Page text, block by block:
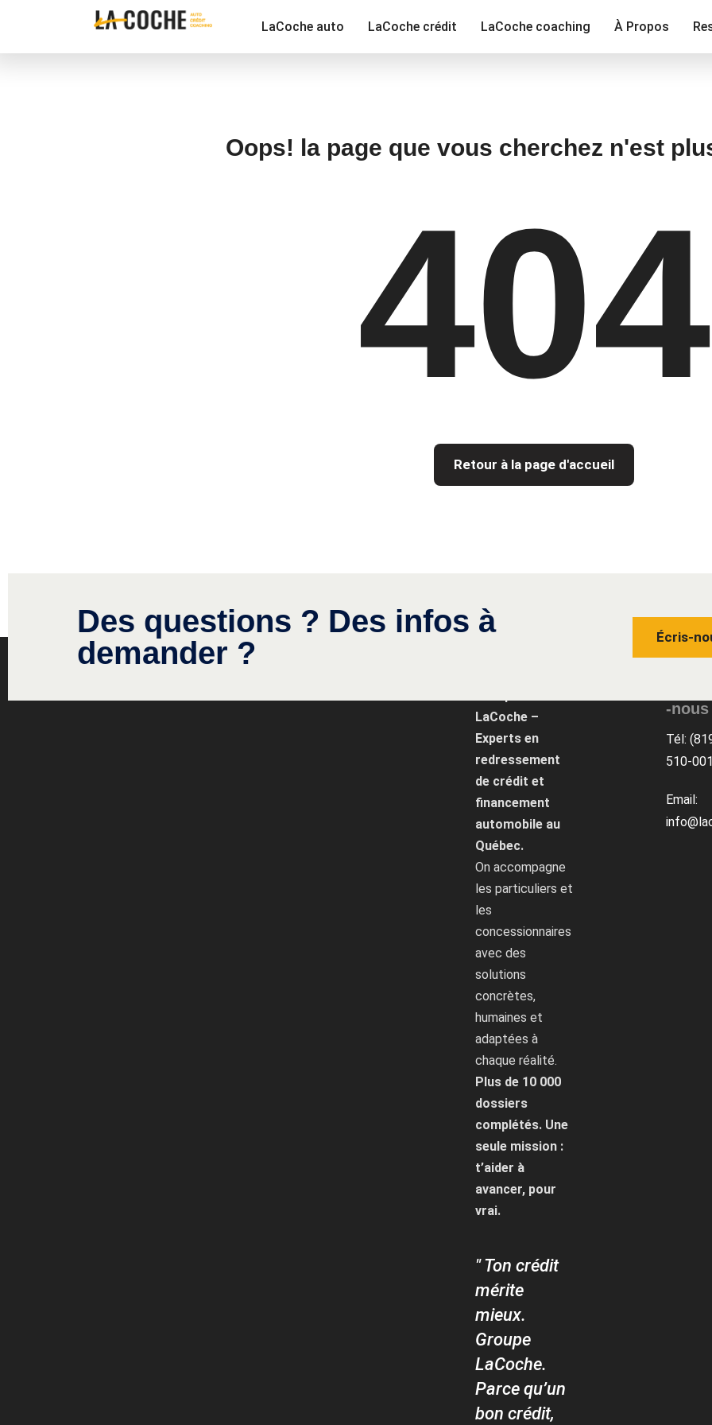
LaCoche auto LaCoche crédit LaCoche coaching À Propos
Oops! la page que vous cherchez n'est
404
Retour à la page d'accueil
Des questions ? Des infos à
demander ?
Écris-
LaCoche –
Experts en
redressement
de crédit et
financement
automobile au
Québec.
On accompagne
les particuliers et
les
concessionnaires
avec des
solutions
concrètes,
humaines et
adaptées à
chaque réalité.
Plus de 10 000
dossiers
complétés. Une
seule mission :
t’aider à
avancer, pour
vrai.
" Ton crédit
mérite
mieux.
Groupe
LaCoche.
Parce qu’un
bon crédit,
-nous
Tél:
510-
Email: